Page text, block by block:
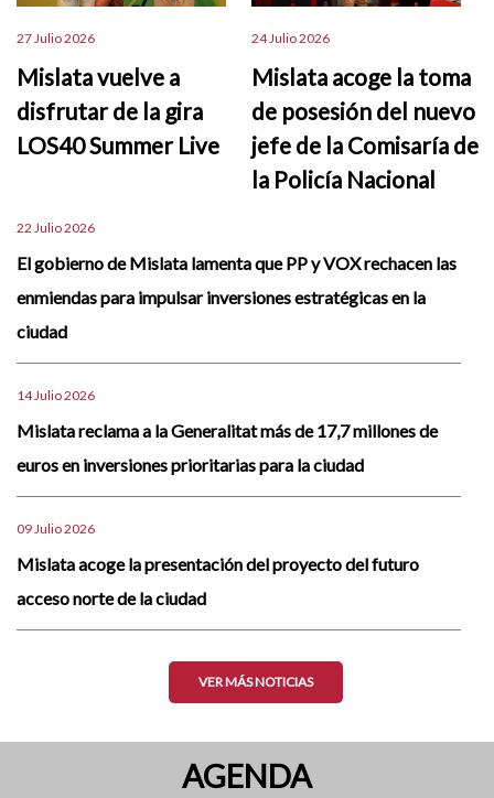
27 Julio 2026
Mislata vuelve a
disfrutar de la gira
LOS40 Summer Live
24 Julio 2026
Mislata acoge la toma
de posesión del nuevo
jefe de la Comisaría de
la Policía Nacional
22 Julio 2026
El gobierno de Mislata lamenta que PP y VOX rechacen las
enmiendas para impulsar inversiones estratégicas en la
ciudad
14 Julio 2026
Mislata reclama a la Generalitat más de 17,7 millones de
euros en inversiones prioritarias para la ciudad
09 Julio 2026
Mislata acoge la presentación del proyecto del futuro
acceso norte de la ciudad
VER MÁS NOTICIAS
AGENDA